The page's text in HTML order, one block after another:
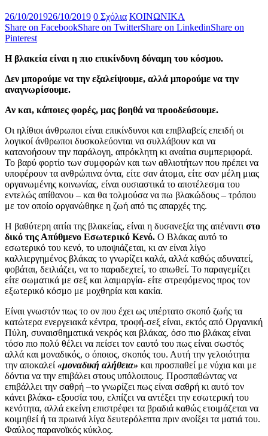
26/10/201926/10/2019 0 Σχόλια ΚΟΙΝΩΝΙΚΑ
Share on FacebookShare on TwitterShare on LinkedinShare on
Pinterest
Η βλακεία είναι η πιο επικίνδυνη δύναμη του κόσμου.
Δεν μπορούμε να την εξαλείψουμε, αλλά μπορούμε να την
αναγνωρίσουμε.
Αν και, κάποιες φορές, μας βοηθά να προοδεύσουμε.
Οι ηλίθιοι άνθρωποι είναι επικίνδυνοι και επιβλαβείς επειδή οι
λογικοί άνθρωποι δυσκολεύονται να συλλάβουν και να
κατανοήσουν την παράλογη, απρόκλητη κι αναίτια συμπεριφορά.
Το βαρύ φορτίο των συμφορών και των αθλιοτήτων που πρέπει να
υποφέρουν τα ανθρώπινα όντα, είτε σαν άτομα, είτε σαν μέλη μιας
οργανωμένης κοινωνίας, είναι ουσιαστικά το αποτέλεσμα του
εντελώς απίθανου – και θα τολμούσα να πω βλακώδους – τρόπου
με τον οποίο οργανώθηκε η ζωή από τις απαρχές της.
Η βαθύτερη αιτία της βλακείας, είναι η δυσανεξία της απέναντι στο
δικό της Απύθμενο Εσωτερικό Κενό. Ο Βλάκας αυτό το
εσωτερικό του κενό, το υποψιάζεται, κι αν είναι λίγο
καλλιεργημένος βλάκας το γνωρίζει καλά, αλλά καθώς αδυνατεί,
φοβάται, δειλιάζει, να το παραδεχτεί, το απωθεί. Το παραγεμίζει
είτε σωματικά με σεξ και λαιμαργία- είτε στρεφόμενος προς τον
εξωτερικό κόσμο με μοχθηρία και κακία.
Είναι γνωστόν πως το ον που έχει ως υπέρτατο σκοπό ζωής τα
κατώτερα ενεργειακά κέντρα, τροφή-σεξ είναι, εκτός από Οργανική
Πύλη, συναισθηματικά νεκρός και βλάκας, όσο πιο βλάκας είναι
τόσο πιο πολύ θέλει να πείσει τον εαυτό του πως είναι σωστός
αλλά και μοναδικός, ο όποιος, σκοπός του. Αυτή την γελοιότητα
την αποκαλεί «μοναδική αλήθεια» και προσπαθεί με νύχια και με
δόντια να την επιβάλει στους υπόλοιπους. Προσπαθώντας να
επιβάλλει την σαθρή –το γνωρίζει πως είναι σαθρή κι αυτό τον
κάνει βλάκα- εξουσία του, ελπίζει να αντέξει την εσωτερική του
κενότητα, αλλά εκείνη επιστρέφει τα βραδιά καθώς ετοιμάζεται να
κοιμηθεί ή τα πρωινά λίγα δευτερόλεπτα πριν ανοίξει τα ματιά του.
Φαύλος παρανοϊκός κύκλος.